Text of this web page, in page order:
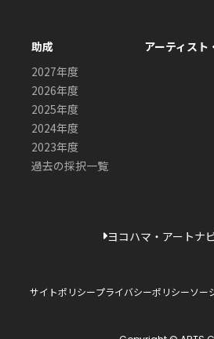
助成
2027年度
2026年度
2025年度
2024年度
2023年度
過去の採択一覧
アーティスト
ヨコハマ・アートナ
サイトポリシープライバシーポリシーソー